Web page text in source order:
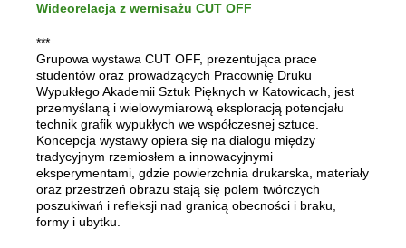
Wideorelacja z wernisażu CUT OFF
***
Grupowa wystawa CUT OFF, prezentująca prace
studentów oraz prowadzących Pracownię Druku
Wypukłego Akademii Sztuk Pięknych w Katowicach, jest
przemyślaną i wielowymiarową eksploracją potencjału
technik grafik wypukłych we współczesnej sztuce.
Koncepcja wystawy opiera się na dialogu między
tradycyjnym rzemiosłem a innowacyjnymi
eksperymentami, gdzie powierzchnia drukarska, materiały
oraz przestrzeń obrazu stają się polem twórczych
poszukiwań i refleksji nad granicą obecności i braku,
formy i ubytku.